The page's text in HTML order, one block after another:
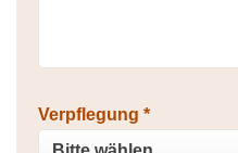
Verpflegung *